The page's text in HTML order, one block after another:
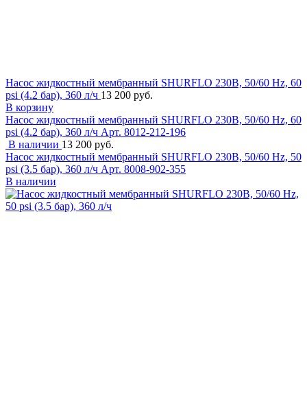
Насос жидкостный мембранный SHURFLO 230В, 50/60 Hz, 60
psi (4.2 бар), 360 л/ч 13 200 руб.
В корзину
Насос жидкостный мембранный SHURFLO 230В, 50/60 Hz, 60
psi (4.2 бар), 360 л/ч Арт. 8012-212-196
В наличии 13 200 руб.
Насос жидкостный мембранный SHURFLO 230В, 50/60 Hz, 50
psi (3.5 бар), 360 л/ч Арт. 8008-902-355
В наличии